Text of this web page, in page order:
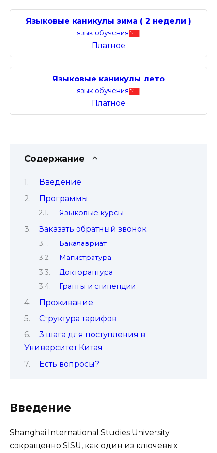
Языковые каникулы зима ( 2 недели )
язык обучения
Платное
Языковые каникулы лето
язык обучения
Платное
Содержание
Введение
Программы
Языковые курсы
Заказать обратный звонок
Бакалавриат
Магистратура
Докторантура
Гранты и стипендии
Проживание
Структура тарифов
3 шага для поступления в
Университет Китая
Есть вопросы?
Введение
Shanghai International Studies University,
сокращенно SISU, как один из ключевых